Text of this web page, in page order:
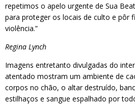
repetimos o apelo urgente de Sua
para proteger os locais de culto e pôr
violência.”
Regina Lynch
Imagens entretanto divulgadas do
atentado mostram um ambiente de
corpos no chão, o altar destruído,
estilhaços e sangue espalhado por